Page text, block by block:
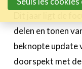
delen en tonen
beknopte update
doorspekt met